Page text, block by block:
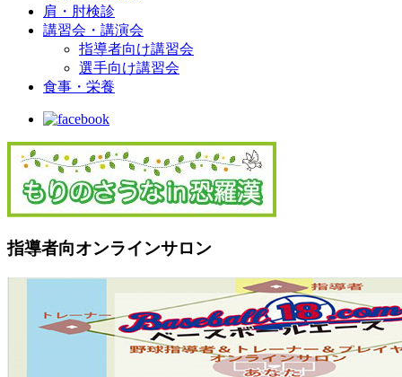
肩・肘検診
講習会・講演会
指導者向け講習会
選手向け講習会
食事・栄養
指導者向オンラインサロン